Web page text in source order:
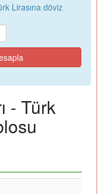
Lirasına döviz
- Türk